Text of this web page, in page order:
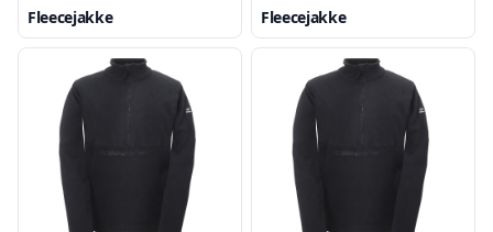
Fleecejakke Fleecejakke